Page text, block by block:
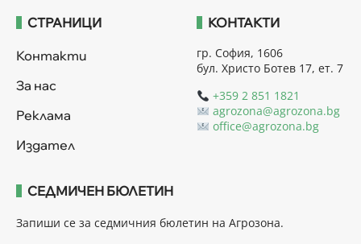
СТРАНИЦИ
Контакти
За нас
Реклама
Издател
КОНТАКТИ
гр. София, 1606
бул. Христо Ботев 17, ет. 7
+359 2 851 1821
agrozona@agrozona.bg
office@agrozona.bg
СЕДМИЧЕН БЮЛЕТИН
Запиши се за седмичния бюлетин на Агрозона.